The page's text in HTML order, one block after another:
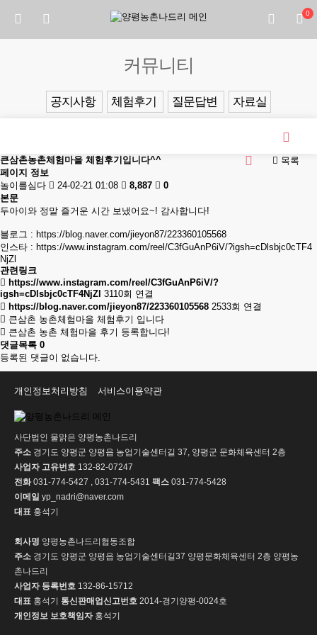
0
커뮤니티
공지사항 체험후기 질문답변 자료실
목록
큰삼촌농촌체험마을 체험후기입니다^^
페이지 정보
놀이를심다
24-02-21 01:08 8,887
0
본문
두아이와 정말 즐거운 시간 보냈어요~! 감사합니다!
블로그 : https://blog.naver.com/jieyon87/223360105568
인스타 : https://www.instagram.com/reel/C3fGuAnP6iV/?igsh=cDlsbjc0cTF4
NjZl
관련링크
https://www.instagram.com/reel/C3fGuAnP6iV/?
igsh=cDlsbjc0cTF4NjZl 3110회 연결
https://blog.naver.com/jieyon87/223360105568 2533회 연결
큰삼촌 농촌체험마을 체험후기 입니다
큰삼촌 농촌 체험마을 후기 등록합니다!
댓글목록 0
등록된 댓글이 없습니다.
개인정보처리방침 서비스이용약관
사단법인 물맑은 양평농촌나드리
주소 경기도 양평군 양평읍 농업기술센터길 37, 양평군 문화체육센터 2층
사업자 고유번호 132-82-07247
전화031-774-5427 , 031-774-5431 팩스 031-774-5428
이메일 yp_nadri@naver.com
대표 홍석기
회사명 양평농촌나드리협동조합
주소 경기도 양평군 양평읍 농업기술센터길37 양평문화체육센터 2층 양평농
촌나드리
사업자 등록번호 132-86-15712
대표 홍석기 통신판매업신고번호 2014-경기양평-0024호
개인정보 보호책임자홍석기